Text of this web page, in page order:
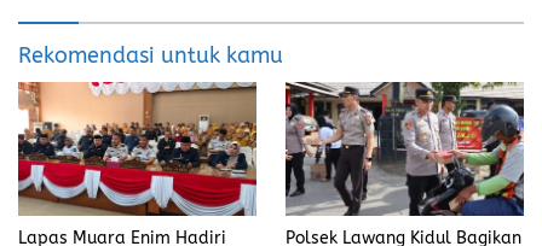
Rekomendasi untuk kamu
Lapas Muara Enim Hadiri
Polsek Lawang Kidul Bagikan